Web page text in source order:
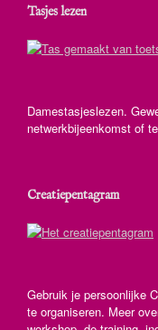
Tasjes lezen
Damestasjeslezen.
netwerkbijeenkomst of
Creatiepentagram
Gebruik je persoonlijke
te organiseren. Meer